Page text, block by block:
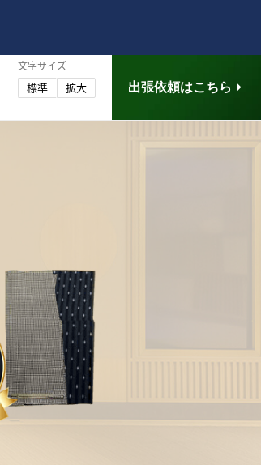
文字サイズ
標準 拡大 出張依頼はこちら